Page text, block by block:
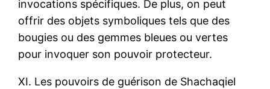
invocations spécifiques. De plus, on peut
offrir des objets symboliques tels que des
bougies ou des gemmes bleues ou vertes
pour invoquer son pouvoir protecteur.
XI. Les pouvoirs de guérison de Shachaqiel